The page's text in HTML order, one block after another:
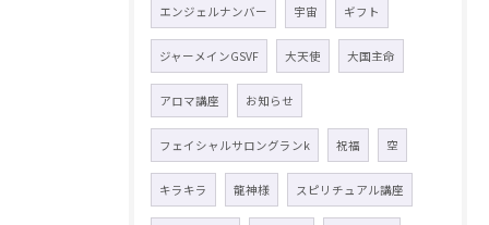
エンジェルナンバー 宇宙 ギフト
ジャーメインGSVF 大天使 大国主命
アロマ講座 お知らせ
フェイシャルサロングランk 祝福 空
キラキラ 龍神様 スピリチュアル講座